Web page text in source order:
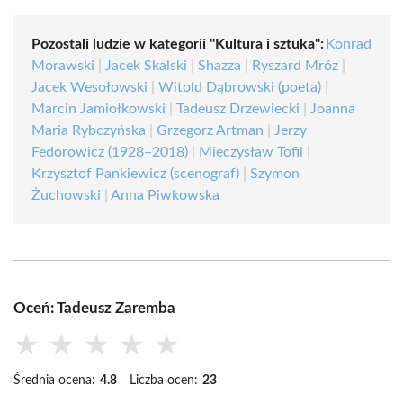
Pozostali ludzie w kategorii "Kultura i sztuka": Konrad
Morawski
Jacek Skalski Shazza Ryszard Mróz
Jacek Wesołowski
Witold Dąbrowski (poeta)
Marcin Jamiołkowski
Tadeusz Drzewiecki
Joanna
Maria Rybczyńska
Grzegorz Artman
Jerzy
Fedorowicz (1928–2018)
Mieczysław Tofil
Krzysztof Pankiewicz (scenograf)
Szymon
Żuchowski
Anna Piwkowska
Oceń: Tadeusz Zaremba
★ ★ ★ ★ ★
Średnia ocena: 4.8 Liczba ocen: 23